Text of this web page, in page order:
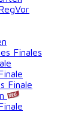
Finales
Finale